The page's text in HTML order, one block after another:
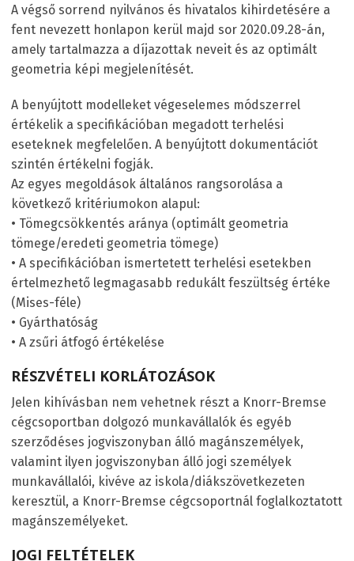
A végső sorrend nyilvános és hivatalos kihirdetésére a
fent nevezett honlapon kerül majd sor 2020.09.28-án,
amely tartalmazza a díjazottak neveit és az optimált
geometria képi megjelenítését.
A benyújtott modelleket végeselemes módszerrel
értékelik a specifikációban megadott terhelési
eseteknek megfelelően. A benyújtott dokumentációt
szintén értékelni fogják.
Az egyes megoldások általános rangsorolása a
következő kritériumokon alapul:
• Tömegcsökkentés aránya (optimált geometria
tömege/eredeti geometria tömege)
• A specifikációban ismertetett terhelési esetekben
értelmezhető legmagasabb redukált feszültség értéke
(Mises-féle)
• Gyárthatóság
• A zsűri átfogó értékelése
RÉSZVÉTELI KORLÁTOZÁSOK
Jelen kihívásban nem vehetnek részt a Knorr-Bremse
cégcsoportban dolgozó munkavállalók és egyéb
szerződéses jogviszonyban álló magánszemélyek,
valamint ilyen jogviszonyban álló jogi személyek
munkavállalói, kivéve az iskola/diákszövetkezeten
keresztül, a Knorr-Bremse cégcsoportnál foglalkoztatott
magánszemélyeket.
JOGI FELTÉTELEK